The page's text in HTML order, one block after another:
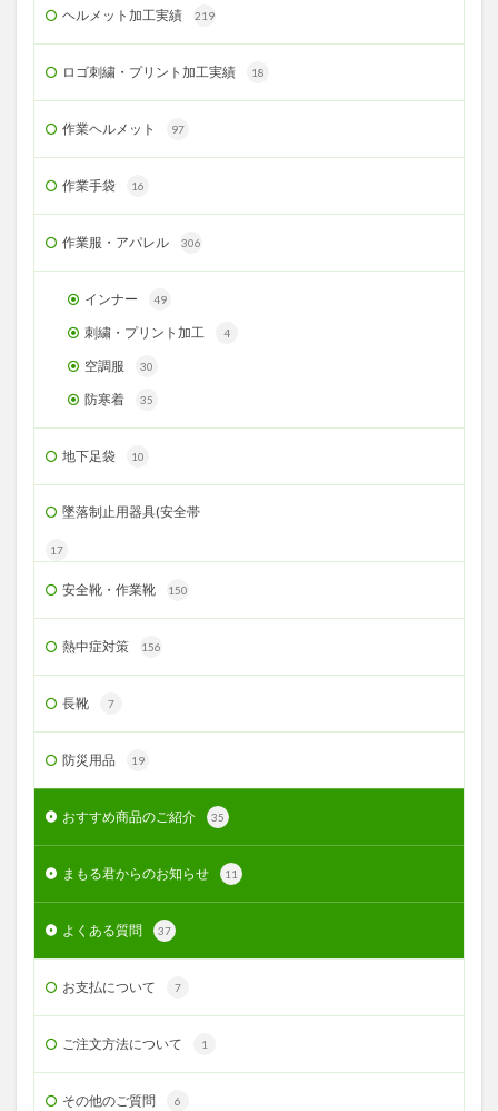
ヘルメット加工実績 219
ロゴ刺繍・プリント加工実績 18
作業ヘルメット 97
作業手袋 16
作業服・アパレル 306
インナー 49
刺繍・プリント加工 4
空調服 30
防寒着 35
地下足袋 10
墜落制止用器具(安全帯
17
安全靴・作業靴 150
熱中症対策 156
長靴 7
防災用品 19
おすすめ商品のご紹介 35
まもる君からのお知らせ 11
よくある質問 37
お支払について 7
ご注文方法について 1
その他のご質問 6